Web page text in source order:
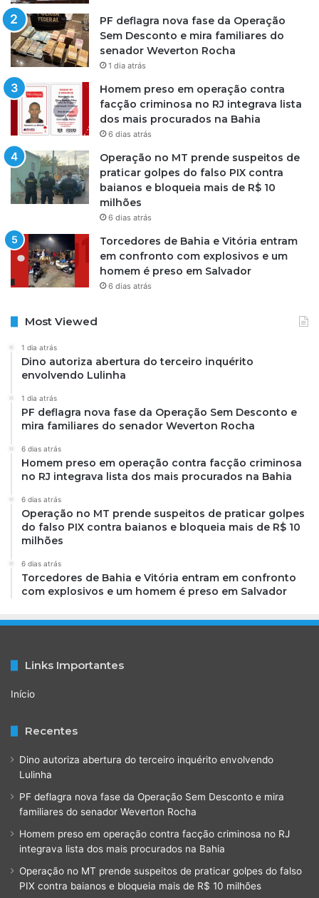
PF deflagra nova fase da Operação
Sem Desconto e mira familiares do
senador Weverton Rocha
1 dia atrás
Homem preso em operação contra
facção criminosa no RJ integrava lista
dos mais procurados na Bahia
6 dias atrás
Operação no MT prende suspeitos de
praticar golpes do falso PIX contra
baianos e bloqueia mais de R$ 10
milhões
6 dias atrás
Torcedores de Bahia e Vitória entram
em confronto com explosivos e um
homem é preso em Salvador
6 dias atrás
Most Viewed
1 dia atrás
Dino autoriza abertura do terceiro inquérito
envolvendo Lulinha
1 dia atrás
PF deflagra nova fase da Operação Sem Desconto e
mira familiares do senador Weverton Rocha
6 dias atrás
Homem preso em operação contra facção criminosa
no RJ integrava lista dos mais procurados na Bahia
6 dias atrás
Operação no MT prende suspeitos de praticar golpes
do falso PIX contra baianos e bloqueia mais de R$ 10
milhões
6 dias atrás
Torcedores de Bahia e Vitória entram em confronto
com explosivos e um homem é preso em Salvador
Links Importantes
Início
Recentes
Dino autoriza abertura do terceiro inquérito envolvendo
Lulinha
PF deflagra nova fase da Operação Sem Desconto e mira
familiares do senador Weverton Rocha
Homem preso em operação contra facção criminosa no RJ
integrava lista dos mais procurados na Bahia
Operação no MT prende suspeitos de praticar golpes do falso
PIX contra baianos e bloqueia mais de R$ 10 milhões